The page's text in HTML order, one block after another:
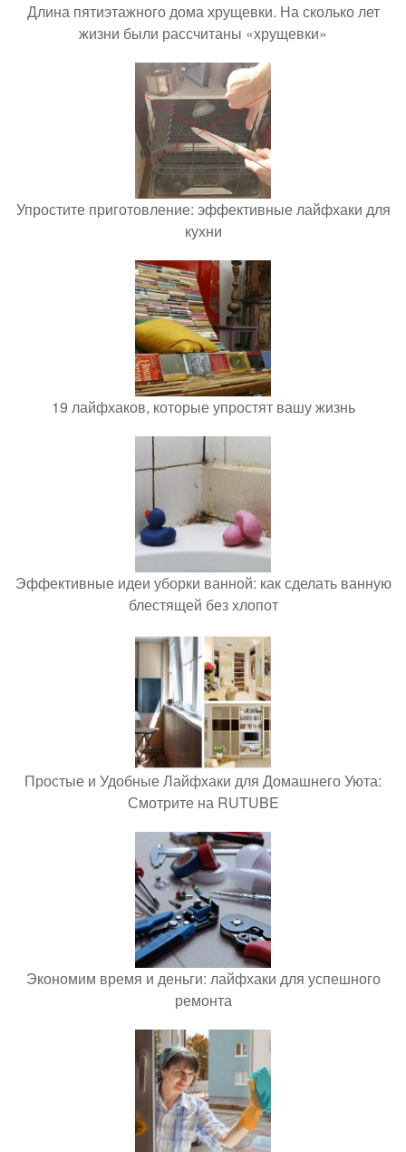
Длина пятиэтажного дома хрущевки. На сколько лет
жизни были рассчитаны «хрущевки»
Упростите приготовление: эффективные лайфхаки для
кухни
19 лайфхаков, которые упростят вашу жизнь
Эффективные идеи уборки ванной: как сделать ванную
блестящей без хлопот
Простые и Удобные Лайфхаки для Домашнего Уюта:
Смотрите на RUTUBE
Экономим время и деньги: лайфхаки для успешного
ремонта